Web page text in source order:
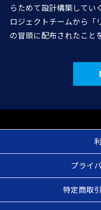
らためて設計構築してい
ロジェクトチームから「
の冒頭に配布されたこと
プライ
特定商取